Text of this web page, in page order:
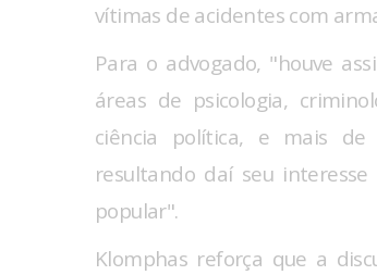
vítimas de acidentes com
Para o advogado, "houve
áreas de psicologia,
ciência política, e mais de
resultando daí seu
popular".
Klomphas reforça que a